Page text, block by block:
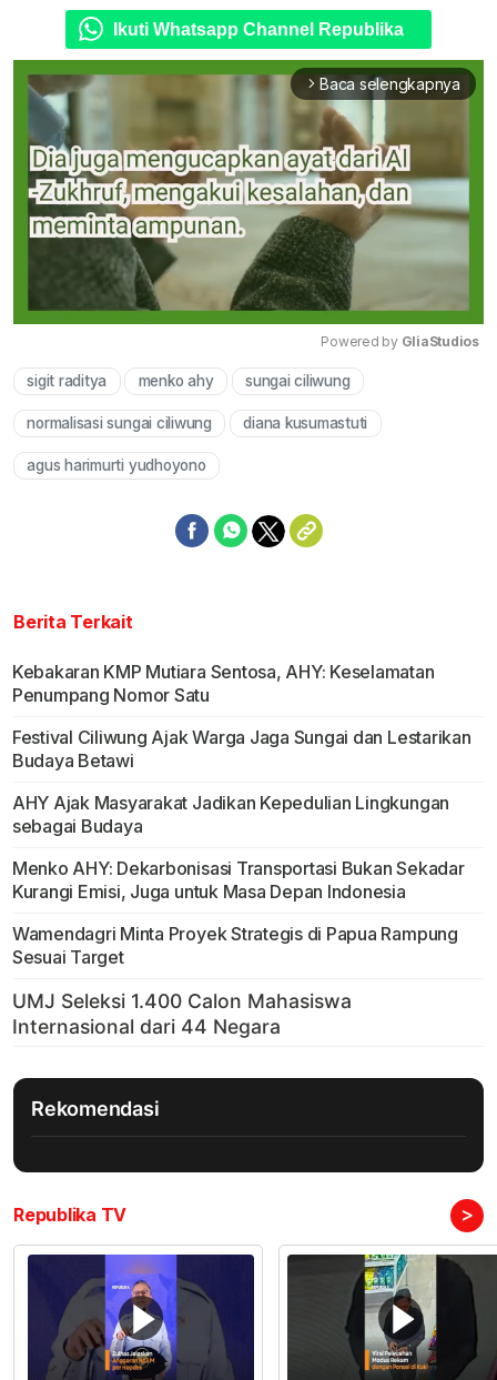
Ikuti Whatsapp Channel Republika
arrow_forward_ios Baca selengkapnya
Powered by GliaStudios
sigit raditya menko ahy sungai ciliwung
normalisasi sungai ciliwung diana kusumastuti
agus harimurti yudhoyono
Berita Terkait
Kebakaran KMP Mutiara Sentosa, AHY: Keselamatan
Penumpang Nomor Satu
Festival Ciliwung Ajak Warga Jaga Sungai dan Lestarikan
Budaya Betawi
AHY Ajak Masyarakat Jadikan Kepedulian Lingkungan
sebagai Budaya
Menko AHY: Dekarbonisasi Transportasi Bukan Sekadar
Kurangi Emisi, Juga untuk Masa Depan Indonesia
Wamendagri Minta Proyek Strategis di Papua Rampung
Sesuai Target
Rekomendasi
Republika TV >